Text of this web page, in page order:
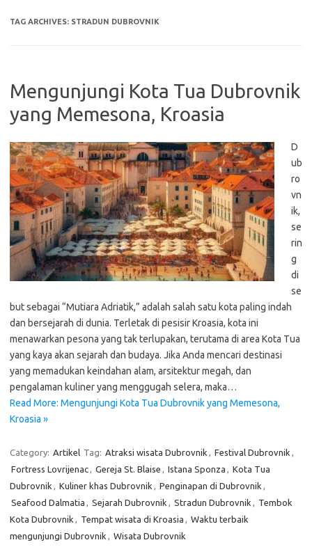
TAG ARCHIVES: STRADUN DUBROVNIK
Mengunjungi Kota Tua Dubrovnik
yang Memesona, Kroasia
D
ub
ro
vn
ik,
se
rin
g
di
se
but sebagai “Mutiara Adriatik,” adalah salah satu kota paling indah
dan bersejarah di dunia. Terletak di pesisir Kroasia, kota ini
menawarkan pesona yang tak terlupakan, terutama di area Kota Tua
yang kaya akan sejarah dan budaya. Jika Anda mencari destinasi
yang memadukan keindahan alam, arsitektur megah, dan
pengalaman kuliner yang menggugah selera, maka…
Read More: Mengunjungi Kota Tua Dubrovnik yang Memesona,
Kroasia »
Category: Artikel Tag: Atraksi wisata Dubrovnik , Festival Dubrovnik ,
Fortress Lovrijenac, Gereja St. Blaise , Istana Sponza , Kota Tua
Dubrovnik , Kuliner khas Dubrovnik , Penginapan di Dubrovnik ,
Seafood Dalmatia , Sejarah Dubrovnik , Stradun Dubrovnik , Tembok
Kota Dubrovnik , Tempat wisata di Kroasia , Waktu terbaik
mengunjungi Dubrovnik , Wisata Dubrovnik